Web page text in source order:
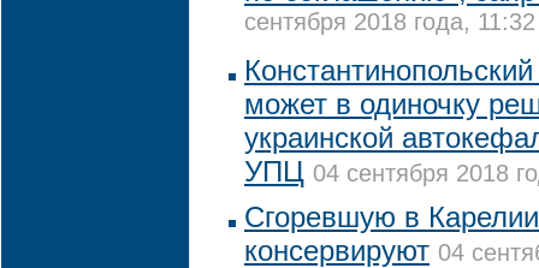
сентября 2018 года, 11:32
может в одиночку
украинской
УПЦ 04 сентября 2018
Сгоревшую в
консервируют 04